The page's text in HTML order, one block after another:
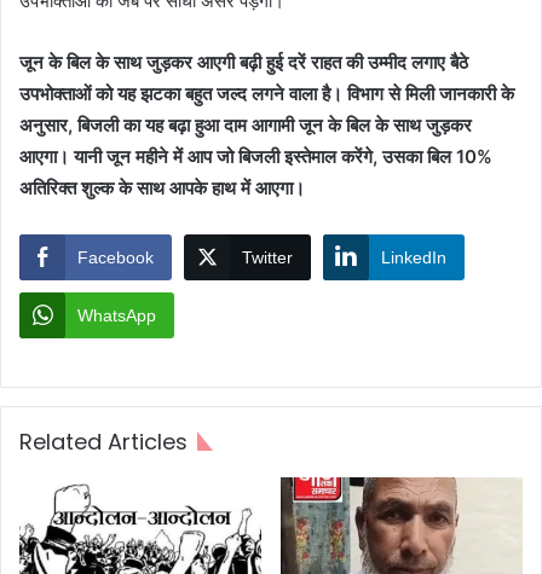
जून के बिल के साथ जुड़कर आएगी बढ़ी हुई दरें राहत की उम्मीद लगाए बैठे
उपभोक्ताओं को यह झटका बहुत जल्द लगने वाला है। विभाग से मिली जानकारी के
अनुसार, बिजली का यह बढ़ा हुआ दाम आगामी जून के बिल के साथ जुड़कर
आएगा। यानी जून महीने में आप जो बिजली इस्तेमाल करेंगे, उसका बिल 10%
अतिरिक्त शुल्क के साथ आपके हाथ में आएगा।
Facebook Twitter LinkedIn
WhatsApp
Related Articles